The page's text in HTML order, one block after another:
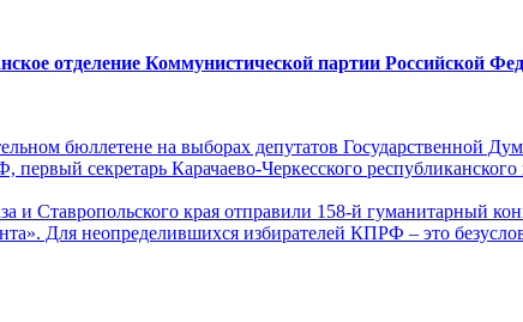
отделение Коммунистической партии Российской
бюллетене на выборах депутатов Государственной
секретарь Карачаево-Черкесского
и Ставропольского края отправили 158-й гуманитарный
Для неопределившихся избирателей КПРФ – это